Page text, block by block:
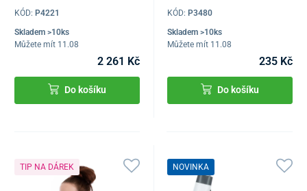
KÓD: P4221
Skladem >10ks
Můžete mít 11.08
2 261 Kč
Do košíku
KÓD:P3480
Skladem >10ks
Můžete mít 11.08
235 Kč
Do košíku
TIP NA DÁREK NOVINKA